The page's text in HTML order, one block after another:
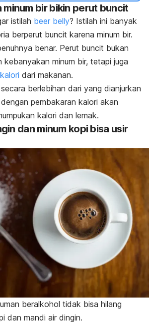
minum bir bikin perut buncit
istilah beer belly? Istilah ini banyak
berperut buncit karena minum bir.
benar. Perut buncit bukan
minum bir, tetapi juga
dari makanan.
berlebihan dari yang dianjurkan
pembakaran kalori akan
kalori dan lemak.
dan minum kopi bisa usir
beralkohol tidak bisa hilang
dan mandi air dingin.